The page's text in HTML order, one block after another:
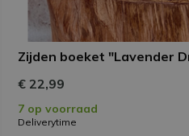
Zijden boeket "Lavender
€ 22,99
7 op voorraad
Deliverytime